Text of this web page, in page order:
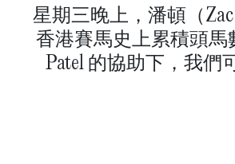
星期三晚上，潘頓（
香港賽馬史上累積頭馬
Patel 的協助下，我